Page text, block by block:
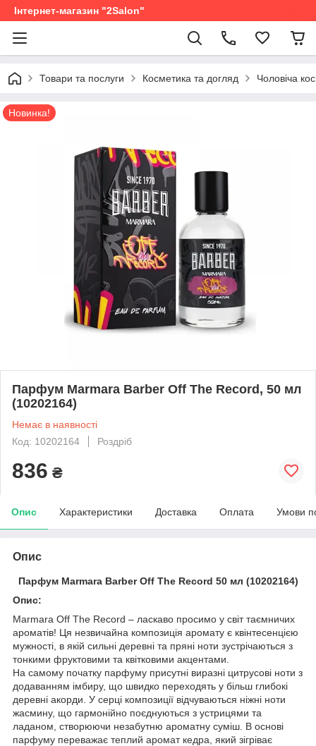
Інтернет-магазин "2Salon"
Товари та послуги Косметика та догляд Чоловіча
Новинка!
Парфум Marmara Barber Off The Record, 50 мл
(10202164)
Немає в наявності
Код: 10202164
Роздріб
836 ₴
Опис Характеристики Доставка Оплата Умови
Опис
Парфум Marmara Barber Off The Record 50 мл (10202164)
Опис:
Marmara Off The Record – ласкаво просимо у світ таємничих
ароматів! Ця незвичайна композиція аромату є квінтесенцією
мужності, в якій сильні деревні та пряні ноти зустрічаються з
тонкими фруктовими та квітковими акцентами.
На самому початку парфуму присутні виразні цитрусові ноти з
додаванням імбиру, що швидко переходять у більш глибокі
деревні акорди. У серці композиції відчуваються ніжні ноти
жасмину, що гармонійно поєднуються з устрицями та
ладаном, створюючи незабутню ароматну суміш. В основі
парфуму переважає теплий аромат кедра, який зігріває